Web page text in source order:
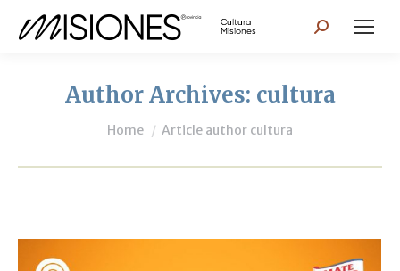
Search:
Author Archives: cultura
You are here:
Home Article author cultura